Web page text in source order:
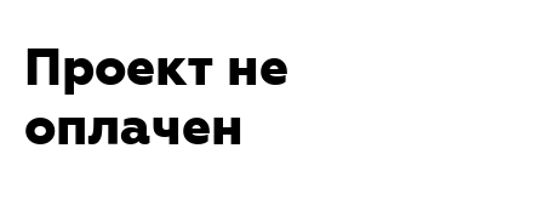
Проект не
оплачен